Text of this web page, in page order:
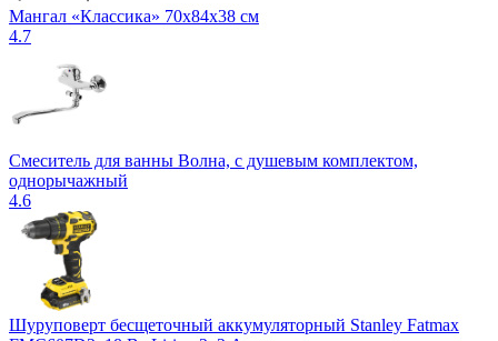
Мангал «Классика» 70x84x38 см
4.7
Смеситель для ванны Волна, с душевым комплектом,
однорычажный
4.6
Шуруповерт бесщеточный аккумуляторный Stanley Fatmax